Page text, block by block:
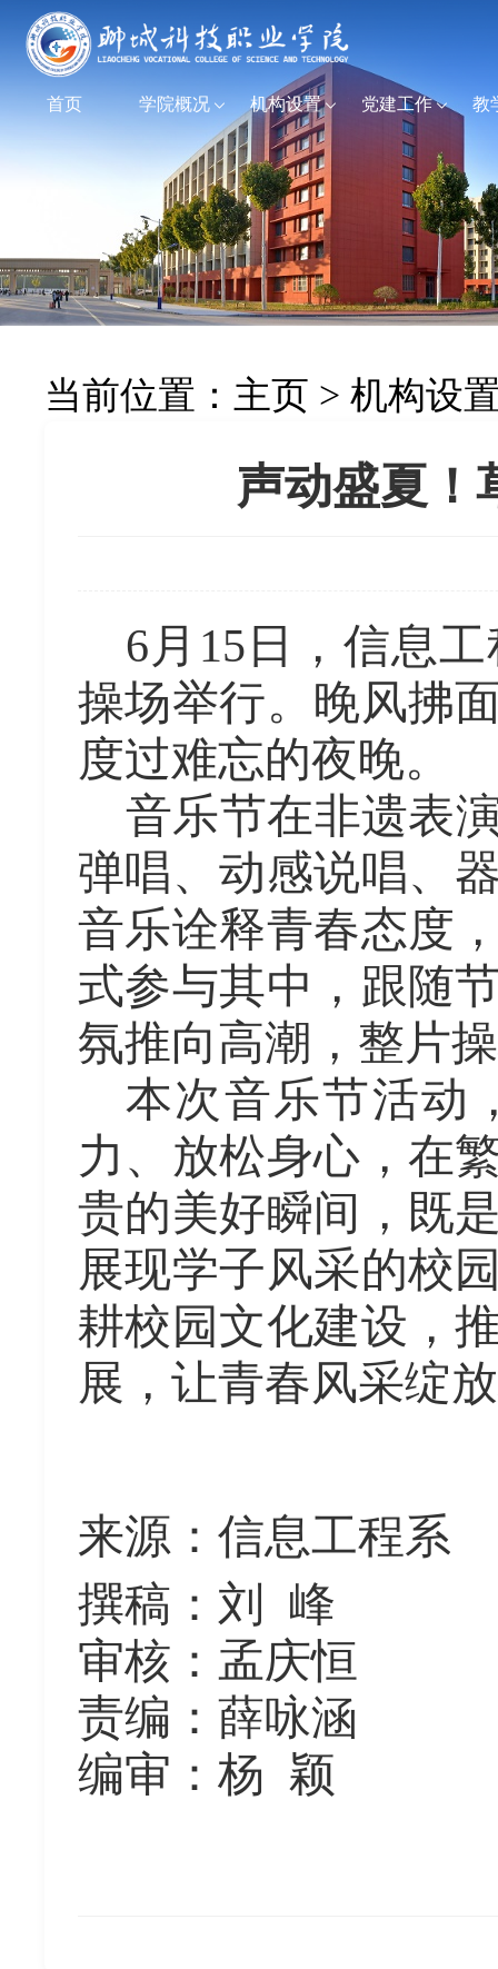
首页 学院概况 机构设置 党建工作 教
当前位置： 主页 > 机构设
声动盛夏！
6月15日 ， 信息
操场举行。 晚风拂
度过难忘的夜晚。
音乐节在非遗表
弹唱、动感说唱、
音乐诠释青春态度
式参与其中，跟随
氛推向高潮，整片
本次音乐节活动
力、放松身心，在
贵的美好瞬间，既
展现学子风采的校
耕校园文化建设，
展，让青春风采绽
来源 ： 信息工程系
撰稿 ： 刘
峰
审核 ： 孟庆恒
责编 ： 薛咏涵
编审 ： 杨 颖